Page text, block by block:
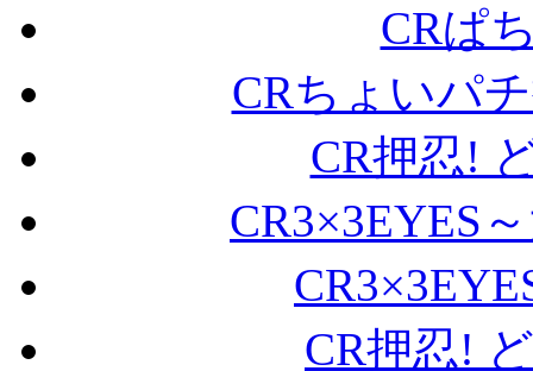
CRぱ
CRちょいパ
CR押忍!
CR3×3EYES
CR押忍!